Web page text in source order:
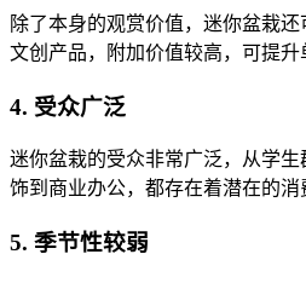
除了本身的观赏价值，迷你盆栽
文创产品，附加价值较高，可提升
4. 受众广泛
迷你盆栽的受众非常广泛，从学
饰到商业办公，都存在着潜在的消
5. 季节性较弱